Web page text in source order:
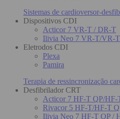
Sistemas de cardioversor-
Dispositivos CDI
Acticor 7 VR-T / DR-T
Ilivia Neo 7 VR-T/VR-
Eletrodos CDI
Plexa
Pamira
Terapia de ressincronização
Desfibrilador CRT
Acticor 7 HF-T QP/HF-
Rivacor 5 HF-T/HF-T
Ilivia Neo 7 HF-T QP /